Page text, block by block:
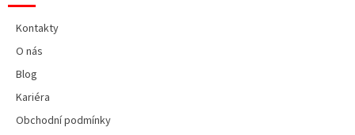
Kontakty
O nás
Blog
Kariéra
Obchodní podmínky